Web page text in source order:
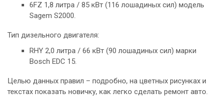
6FZ 1,8 литра / 85 кВт (116 лошадиных сил) модель
Sagem S2000.
Тип дизельного двигателя:
RHY 2,0 литра / 66 кВт (90 лошадиных сил) марки
Bosch EDC 15.
Целью данных правил – подробно, на цветных рисунках и
текстах показать новичку, как легко сделать ремонт авто.